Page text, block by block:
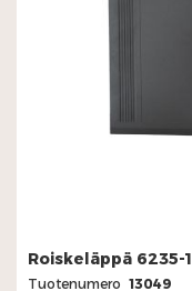
Roiskeläppä 6235-1
Tuotenumero 13049